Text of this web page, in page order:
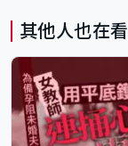
其他人也在看